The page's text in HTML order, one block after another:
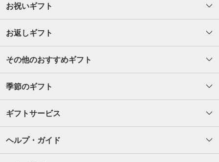
お祝いギフト
お返しギフト
その他のおすすめギフト
季節のギフト
ギフトサービス
ヘルプ・ガイド